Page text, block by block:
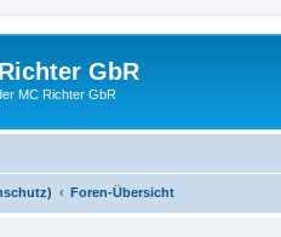
GbR
MC Richter GbR
Foren-Übersicht